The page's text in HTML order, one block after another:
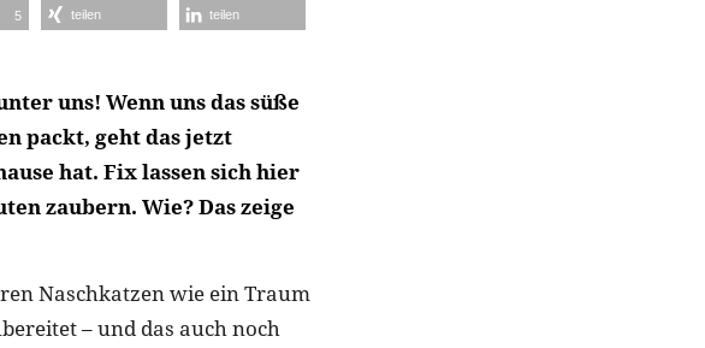
5 teilen teilen
uns! Wenn uns das süße
packt, geht das jetzt
hat. Fix lassen sich hier
zaubern. Wie? Das zeige
Naschkatzen wie ein Traum
– und das auch noch